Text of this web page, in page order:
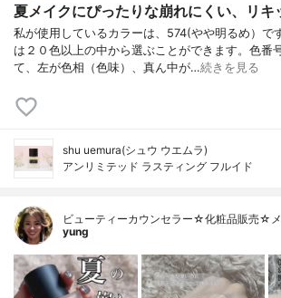
夏メイクにぴったりな崩れにくい、リキ
私が使用しているカラーは、574(やや明るめ）で
は２０色以上の中から選ぶことができます。色番
て、左が色相（色味）、真ん中が…続きを見る
shu uemura(シュウ ウエムラ)
アンリミテッド ラスティング フルイド
ビューティーカウンセラー☆化粧品販売☆
yung